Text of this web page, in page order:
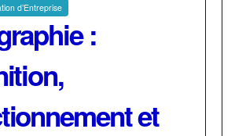
d’Entreprise
:
et